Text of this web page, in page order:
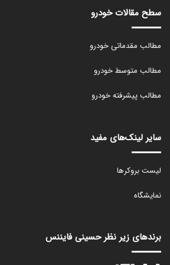
سطح مقالات خودرو
مطالب مقدماتی خودرو
مطالب متوسط خودرو
مطالب پیشرفته خودرو
سایر لینک‌های مفید
لیست بروکرها
نمایشگاه
برندهای زیر نظر حسینی فایننس